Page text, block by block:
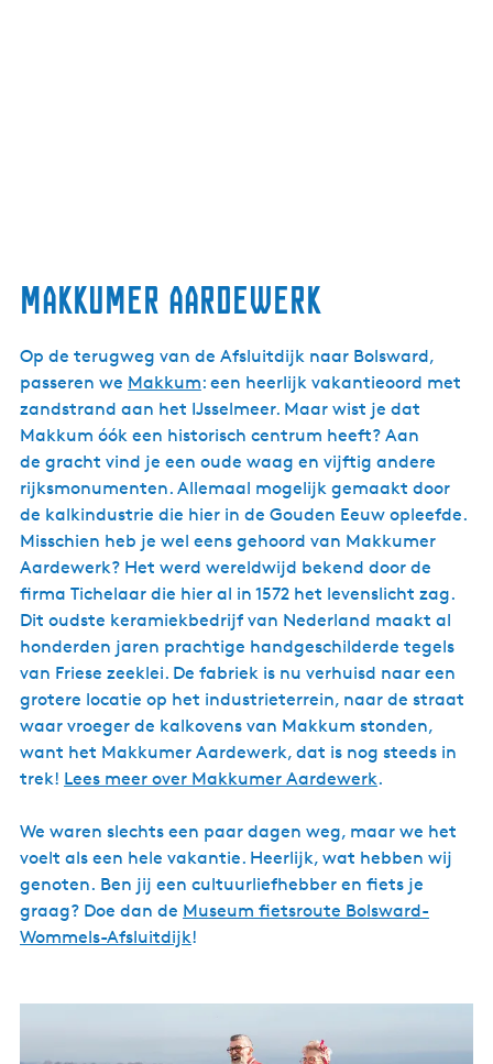
Makkumer Aardewerk
Op de terugweg van de Afsluitdijk naar Bolsward,
passeren we Makkum: een heerlijk vakantieoord met
zandstrand aan het IJsselmeer. Maar wist je dat
Makkum óók een historisch centrum heeft? Aan
de gracht vind je een oude waag en vijftig andere
rijksmonumenten. Allemaal mogelijk gemaakt door
de kalkindustrie die hier in de Gouden Eeuw opleefde.
Misschien heb je wel eens gehoord van Makkumer
Aardewerk? Het werd wereldwijd bekend door de
firma Tichelaar die hier al in 1572 het levenslicht zag.
Dit oudste keramiekbedrijf van Nederland maakt al
honderden jaren prachtige handgeschilderde tegels
van Friese zeeklei. De fabriek is nu verhuisd naar een
grotere locatie op het industrieterrein, naar de straat
waar vroeger de kalkovens van Makkum stonden,
want het Makkumer Aardewerk, dat is nog steeds in
trek! Lees meer over Makkumer Aardewerk.
We waren slechts een paar dagen weg, maar we het
voelt als een hele vakantie. Heerlijk, wat hebben wij
genoten. Ben jij een cultuurliefhebber en fiets je
graag? Doe dan de Museum fietsroute Bolsward-
Wommels-Afsluitdijk!